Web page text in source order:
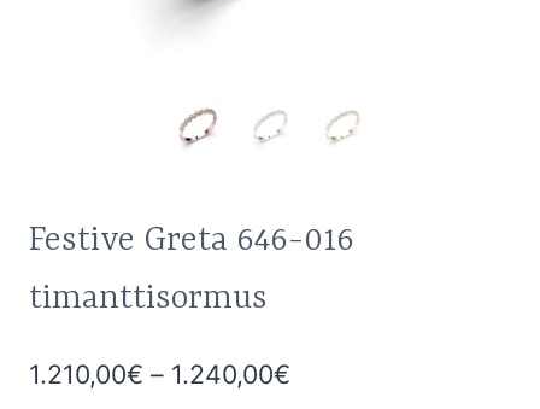
Festive Greta 646-016
timanttisormus
1.210,00€ – 1.240,00€